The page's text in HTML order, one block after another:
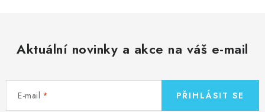
Aktuální novinky a akce na váš e-mail
E-mail PŘIHLÁSIT SE